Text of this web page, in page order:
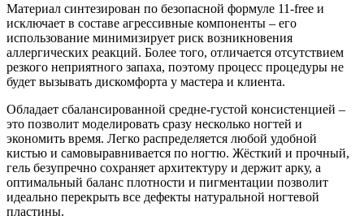
Материал синтезирован по безопасной формуле 11-free и
исключает в составе агрессивные компоненты – его
использование минимизирует риск возникновения
аллергических реакций. Более того, отличается отсутствием
резкого неприятного запаха, поэтому процесс процедуры не
будет вызывать дискомфорта у мастера и клиента.
Обладает сбалансированной средне-густой консистенцией –
это позволит моделировать сразу несколько ногтей и
экономить время. Легко распределяется любой удобной
кистью и самовыравнивается по ногтю. Жёсткий и прочный,
гель безупречно сохраняет архитектуру и держит арку, а
оптимальный баланс плотности и пигментации позволит
идеально перекрыть все дефекты натуральной ногтевой
пластины.